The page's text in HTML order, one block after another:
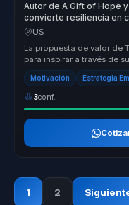
Autor de A Gift of Hope
convierte resiliencia en
US
La propuesta de valor de
para inspirar a través de
metodología s...
Motivación Estrategia
3conf.
1 2